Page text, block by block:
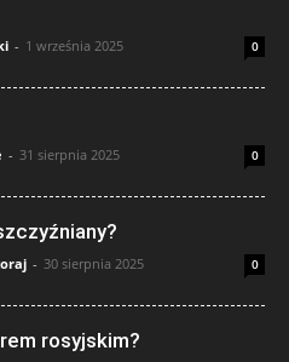
- 1 września 2025 0
- 31 sierpnia 2025 0
- 30 sierpnia 2025 0
rosyjskim?